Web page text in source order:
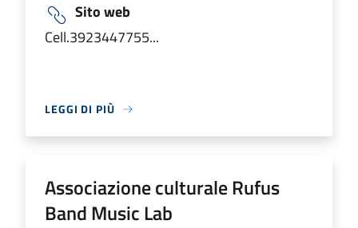
Sito web
Cell.3923447755...
LEGGI DI PIÙ
Associazione culturale Rufus
Band Music Lab